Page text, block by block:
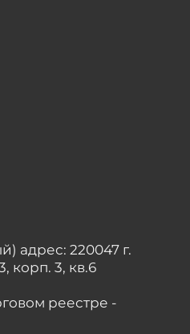
адрес: 220047 г.
корп. 3, кв.6
реестре -